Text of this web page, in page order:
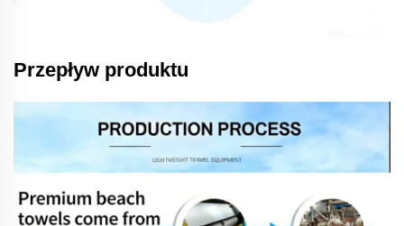
Przepływ produktu